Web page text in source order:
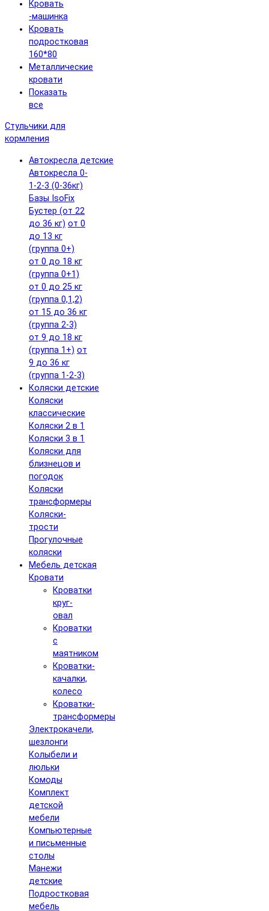
Кровать
-машинка
Кровать
подростковая
160*80
Металлические
кровати
Показать
все
Стульчики для
кормления
Автокресла детские
Автокресла 0-
1-2-3 (0-36кг)
Базы IsoFix
Бустер (от 22
до 36 кг) от 0
до 13 кг
(группа 0+)
от 0 до 18 кг
(группа 0+1)
от 0 до 25 кг
(группа 0,1,2)
от 15 до 36 кг
(группа 2-3)
от 9 до 18 кг
(группа 1+) от
9 до 36 кг
(группа 1-2-3)
Коляски детские
Коляски
классические
Коляски 2 в 1
Коляски 3 в 1
Коляски для
близнецов и
погодок
Коляски
трансформеры
Коляски-
трости
Прогулочные
коляски
Мебель детская
Кровати
Кроватки
круг-
овал
Кроватки
с
маятником
Кроватки-
качалки,
колесо
Кроватки-
трансформеры
Электрокачели,
шезлонги
Колыбели и
люльки
Комоды
Комплект
детской
мебели
Компьютерные
и письменные
столы
Манежи
детские
Подростковая
мебель